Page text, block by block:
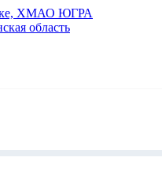
ХМАО ЮГРА
область